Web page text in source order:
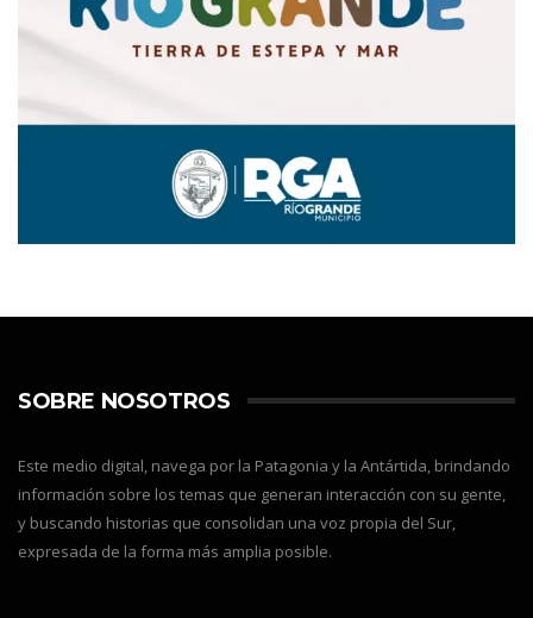
SOBRE NOSOTROS
Este medio digital, navega por la Patagonia y la Antártida, brindando
información sobre los temas que generan interacción con su gente,
y buscando historias que consolidan una voz propia del Sur,
expresada de la forma más amplia posible.